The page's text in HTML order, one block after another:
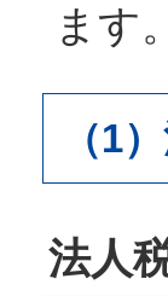
ます。
（1
法人